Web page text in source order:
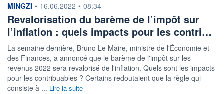
information fournie par
MINGZI • 16.06.2022 • 08:34
Revalorisation du barème de l’impôt sur
l’inflation : quels impacts pour les contri…
La semaine dernière, Bruno Le Maire, ministre de l'Économie et
des Finances, a annoncé que le barème de l'impôt sur les
revenus 2022 sera revalorisé de l'inflation. Quels sont les impacts
pour les contribuables ? Certains redoutaient que la règle qui
consiste à ... Lire la suite